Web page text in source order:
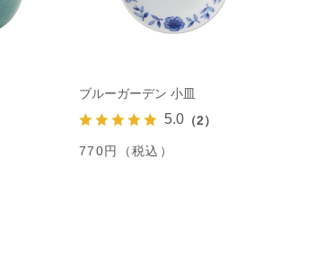
ブルーガーデン 小皿
5.0 （2）
770円（税込）